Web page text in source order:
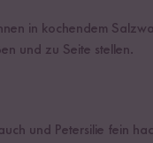
in kochendem
und zu Seite stellen.
und Petersilie fein